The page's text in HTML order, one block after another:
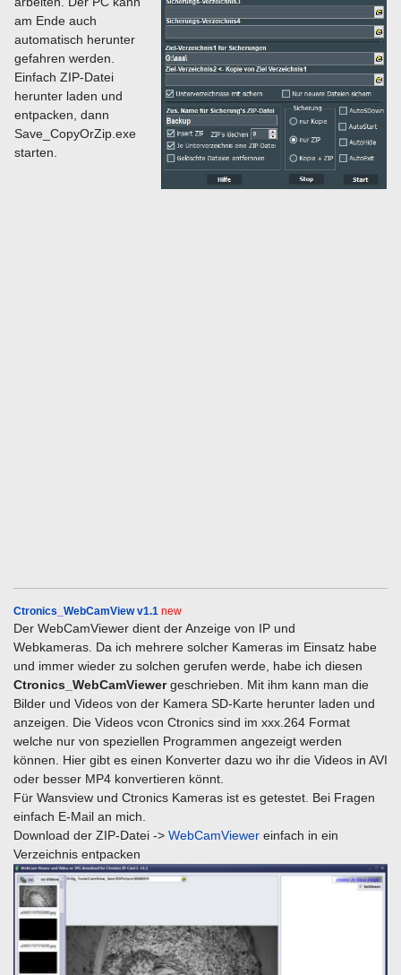
am Ende auch
automatisch herunter
gefahren werden.
Einfach ZIP-Datei
herunter laden und
entpacken, dann
Save_CopyOrZip.exe
starten.
Ctronics_WebCamView v1.1 new
Der WebCamViewer dient der Anzeige von IP und
Webkameras. Da ich mehrere solcher Kameras im Einsatz habe
und immer wieder zu solchen gerufen werde, habe ich diesen
Ctronics_WebCamViewergeschrieben. Mit ihm kann man die
Bilder und Videos von der Kamera SD-Karte herunter laden und
anzeigen. Die Videos vcon Ctronics sind im xxx.264 Format
welche nur von speziellen Programmen angezeigt werden
können. Hier gibt es einen Konverter dazu wo ihr die Videos in AVI
oder besser MP4 konvertieren könnt.
Für Wansview und Ctronics Kameras ist es getestet. Bei Fragen
einfach E-Mail an mich.
Download der ZIP-Datei -> WebCamViewer einfach in ein
Verzeichnis entpacken